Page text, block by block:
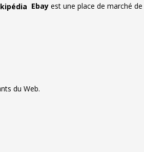
Ebay est une place de marché
du Web.